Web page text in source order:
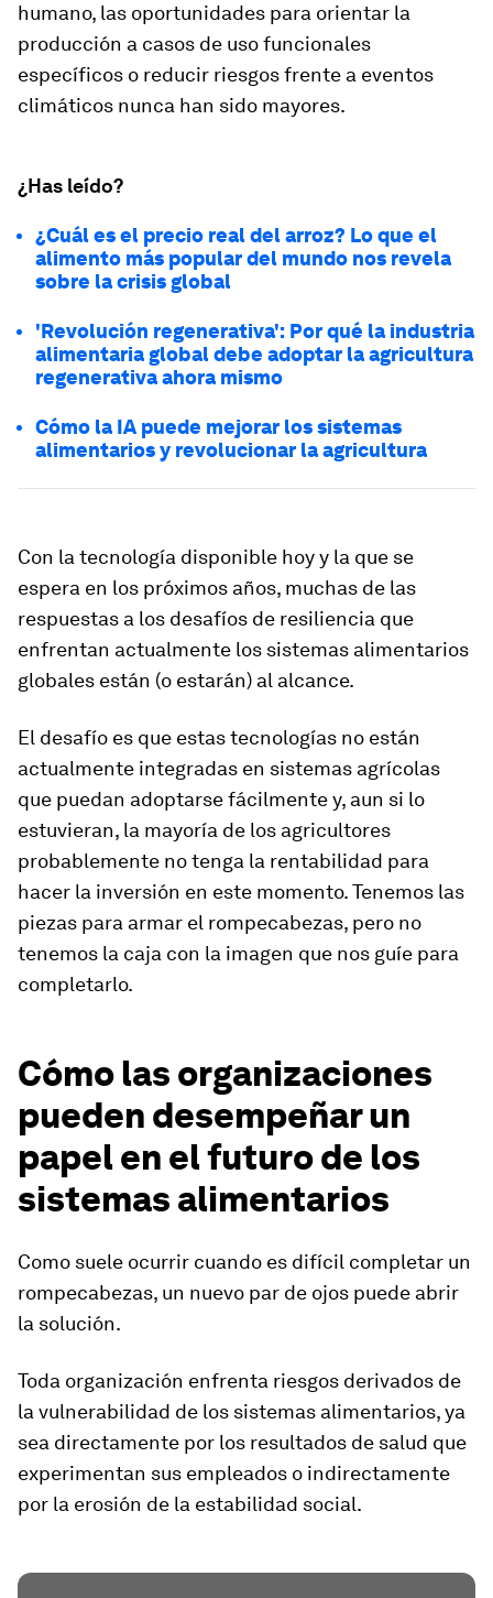
humano, las oportunidades para orientar la
producción a casos de uso funcionales
específicos o reducir riesgos frente a eventos
climáticos nunca han sido mayores.
¿Has leído?
¿Cuál es el precio real del arroz? Lo que el
alimento más popular del mundo nos revela
sobre la crisis global
'Revolución regenerativa': Por qué la industria
alimentaria global debe adoptar la agricultura
regenerativa ahora mismo
Cómo la IA puede mejorar los sistemas
alimentarios y revolucionar la agricultura
Con la tecnología disponible hoy y la que se
espera en los próximos años, muchas de las
respuestas a los desafíos de resiliencia que
enfrentan actualmente los sistemas alimentarios
globales están (o estarán) al alcance.
El desafío es que estas tecnologías no están
actualmente integradas en sistemas agrícolas
que puedan adoptarse fácilmente y, aun si lo
estuvieran, la mayoría de los agricultores
probablemente no tenga la rentabilidad para
hacer la inversión en este momento. Tenemos las
piezas para armar el rompecabezas, pero no
tenemos la caja con la imagen que nos guíe para
completarlo.
Cómo las organizaciones
pueden desempeñar un
papel en el futuro de los
sistemas alimentarios
Como suele ocurrir cuando es difícil completar un
rompecabezas, un nuevo par de ojos puede abrir
la solución.
Toda organización enfrenta riesgos derivados de
la vulnerabilidad de los sistemas alimentarios, ya
sea directamente por los resultados de salud que
experimentan sus empleados o indirectamente
por la erosión de la estabilidad social.